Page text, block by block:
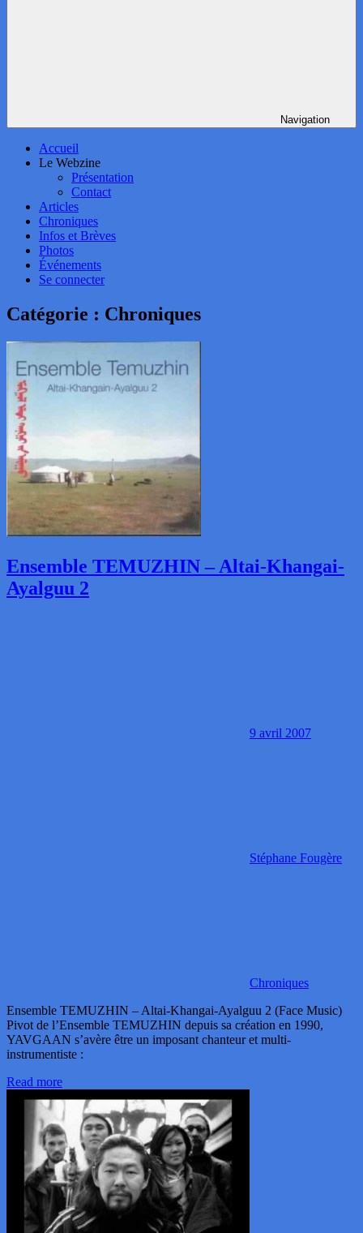
Navigation
Accueil
Le Webzine
Présentation
Contact
Articles
Chroniques
Infos et Brèves
Photos
Événements
Se connecter
Catégorie : Chroniques
Ensemble TEMUZHIN – Altai-Khangai-
Ayalguu 2
9 avril 2007
Stéphane Fougère
Chroniques
Ensemble TEMUZHIN – Altai-Khangai-Ayalguu 2 (Face Music)
Pivot de l’Ensemble TEMUZHIN depuis sa création en 1990,
YAVGAAN s’avère être un imposant chanteur et multi-
instrumentiste :
Read more